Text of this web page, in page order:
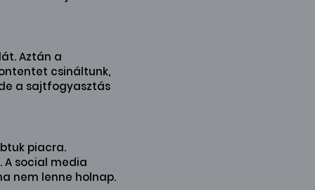
Aztán a
csináltunk,
a sajtfogyasztás
piacra.
A social media
nem lenne holnap.